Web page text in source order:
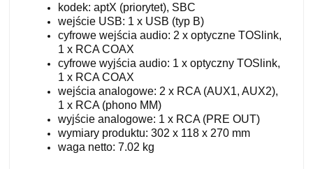
kodek: aptX (priorytet), SBC
wejście USB: 1 x USB (typ B)
cyfrowe wejścia audio: 2 x optyczne TOSlink,
1 x RCA COAX
cyfrowe wyjścia audio: 1 x optyczny TOSlink,
1 x RCA COAX
wejścia analogowe: 2 x RCA (AUX1, AUX2),
1 x RCA (phono MM)
wyjście analogowe: 1 x RCA (PRE OUT)
wymiary produktu: 302 x 118 x 270 mm
waga netto: 7.02 kg